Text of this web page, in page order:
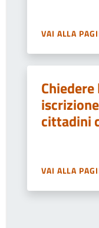
VAI ALLA
cittadini
VAI ALLA